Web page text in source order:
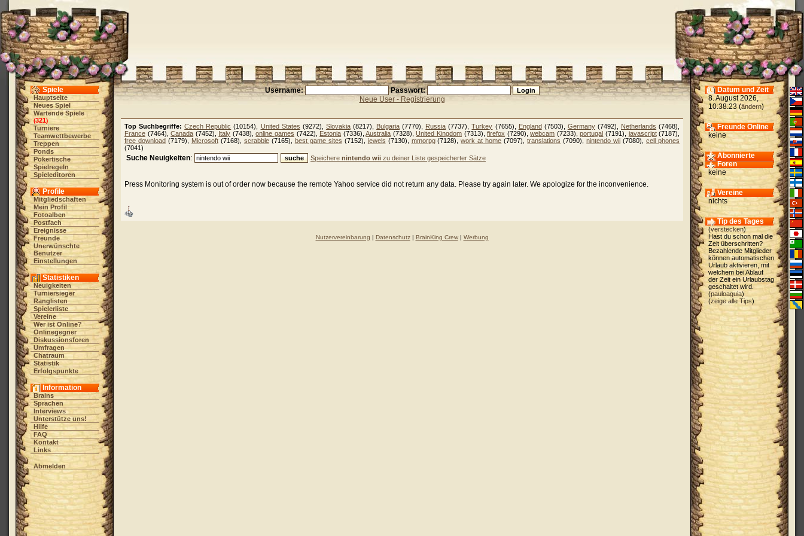
Spiele
Hauptseite
Neues Spiel
Wartende Spiele
(321)
Turniere
Teamwettbewerbe
Treppen
Ponds
Pokertische
Spielregeln
Spieleditoren
Profile
Mitgliedschaften
Mein Profil
Fotoalben
Postfach
Ereignisse
Freunde
Unerwünschte
Benutzer
Einstellungen
Statistiken
Neuigkeiten
Turniersieger
Ranglisten
Spielerliste
Vereine
Wer ist Online?
Onlinegegner
Diskussionsforen
Umfragen
Chatraum
Statistik
Erfolgspunkte
Information
Brains
Sprachen
Interviews
Unterstütze uns!
Hilfe
FAQ
Kontakt
Links
Abmelden
Username:
Passwort:
Neue User - Registrierung
Top Suchbegriffe: Czech Republic (10154), United States (9272), Slovakia(8217), Bulgaria (7770), Russia (7737),Turkey (7655), England(7503), Germany(7492), Netherlands (7468),
France (7464),Canada (7452), Italy (7438),online games (7422), Estonia (7336),Australia (7328),United Kingdom (7313),firefox (7290),webcam (7233),portugal (7191), javascript(7187),
free download(7179), Microsoft(7168), scrabble(7165), best game sites (7152), jewels (7130), mmorpg(7128),work at home (7097),translations (7090),nintendo wii (7080),cell phones
(7041)
Suche Neuigkeiten: Speichere nintendo wii zu deiner Liste gespeicherter Sätze
Press Monitoring system is out of order now because the remote Yahoo service did not return any data. Please try again later. We apologize for the inconvenience.
Nutzervereinbarung | Datenschutz| BrainKing Crew| Werbung
Datum und Zeit
8. August 2026,
10:38:23 (ändern)
Freunde Online
keine
Abonnierte
Foren
keine
Vereine
nichts
Tip des Tages
(verstecken)
Hast du schon mal die
Zeit überschritten?
Bezahlende Mitglieder
können automatischen
Urlaub aktivieren, mit
welchem bei Ablauf
der Zeit ein Urlaubstag
geschaltet wird.
(pauloaguia)
(zeige alle Tips)